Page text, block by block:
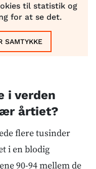
til statistik og
for at se det.
SAMTYKKE
i verden
årtiet?
flere tusinder
i en blodig
90-94 mellem de